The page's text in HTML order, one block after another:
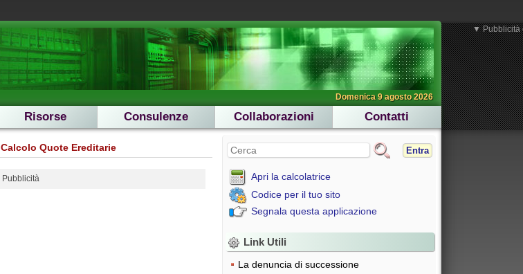
Domenica 9 agosto 2026
Risorse Consulenze Collaborazioni Contatti
Calcolo Quote Ereditarie
Pubblicità
Entra
Apri la calcolatrice
Codice per il tuo sito
Segnala questa applicazione
Link Utili
La denuncia di successione
▼ Pubblicità